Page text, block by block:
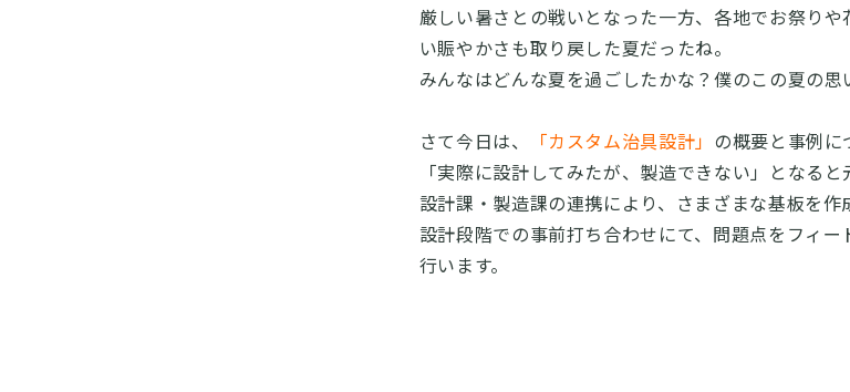
厳しい暑さとの戦いとなった一方、各地でお祭り
い賑やかさも取り戻した夏だったね。
みんなはどんな夏を過ごしたかな？僕のこの夏の思
さて今日は、 「カスタム治具設計」 の概要と事例に
「実際に設計してみたが、製造できない」となる
設計課・製造課の連携により、さまざまな基板を作
設計段階での事前打ち合わせにて、問題点をフィ
行います。